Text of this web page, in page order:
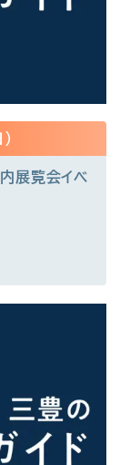
)
展覧会イベ